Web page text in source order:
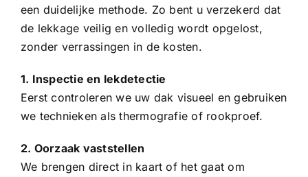
een duidelijke methode. Zo bent u verzekerd dat
de lekkage veilig en volledig wordt opgelost,
zonder verrassingen in de kosten.
1. Inspectie en lekdetectie
Eerst controleren we uw dak visueel en gebruiken
we technieken als thermografie of rookproef.
2. Oorzaak vaststellen
We brengen direct in kaart of het gaat om